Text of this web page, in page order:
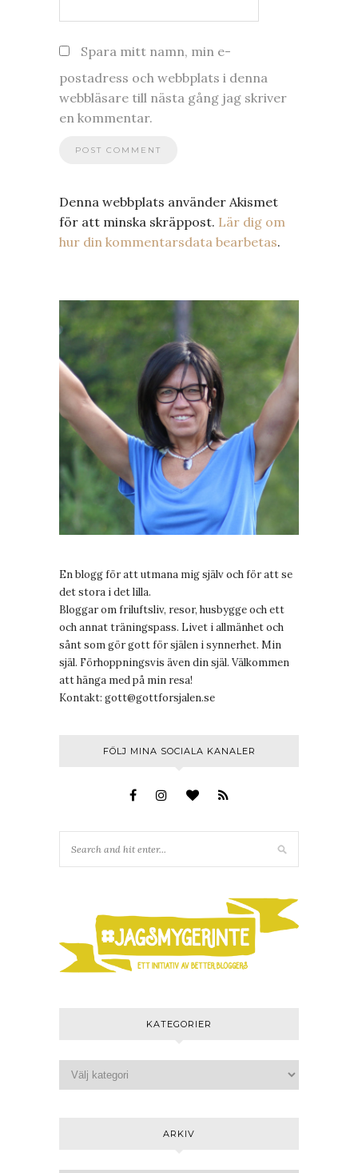
Spara mitt namn, min e-
postadress och webbplats i denna
webbläsare till nästa gång jag skriver
en kommentar.
Denna webbplats använder Akismet
för att minska skräppost. Lär dig om
hur din kommentarsdata bearbetas.
En blogg för att utmana mig själv och för att se
det stora i det lilla.
Bloggar om friluftsliv, resor, husbygge och ett
och annat träningspass. Livet i allmänhet och
sånt som gör gott för själen i synnerhet. Min
själ. Förhoppningsvis även din själ. Välkommen
att hänga med på min resa!
Kontakt: gott@gottforsjalen.se
FÖLJ MINA SOCIALA KANALER
KATEGORIER
ARKIV